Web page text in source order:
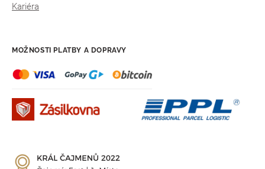
Kariéra
MOŽNOSTI PLATBY A DOPRAVY